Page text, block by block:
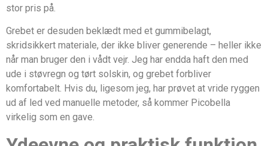
stor pris på.
Grebet er desuden beklædt med et gummibelagt,
skridsikkert materiale, der ikke bliver generende – heller ikke
når man bruger den i vådt vejr. Jeg har endda haft den med
ude i støvregn og tørt solskin, og grebet forbliver
komfortabelt. Hvis du, ligesom jeg, har prøvet at vride ryggen
ud af led ved manuelle metoder, så kommer Picobella
virkelig som en gave.